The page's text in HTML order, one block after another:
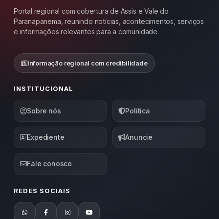
Portal regional com cobertura de Assis e Vale do
Paranapanema, reunindo notícias, acontecimentos, serviços
e informações relevantes para a comunidade.
Informação regional com credibilidade
INSTITUCIONAL
Sobre nós Política
Expediente Anuncie
Fale conosco
REDES SOCIAIS